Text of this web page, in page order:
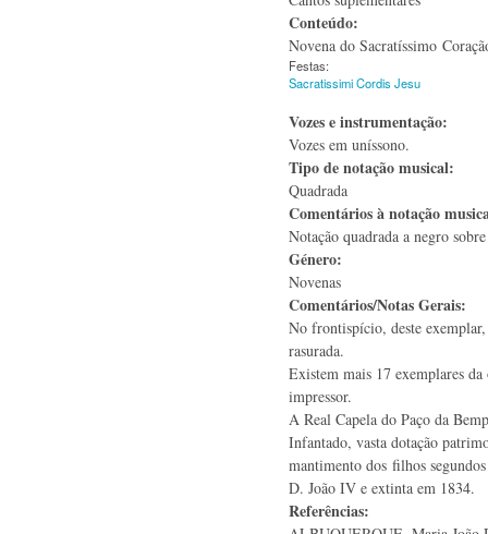
Conteúdo:
Novena do Sacratíssimo
Festas:
Sacratissimi Cordis Jesu
Vozes e instrumentação:
Vozes em uníssono.
Tipo de notação musical:
Quadrada
Comentários à notação
Notação quadrada a negro
Género:
Novenas
Comentários/Notas Gerais:
No frontispício, deste exemplar,
rasurada.
Existem mais 17 exemplares
impressor.
A Real Capela do Paço da
Infantado, vasta dotação
mantimento dos filhos
D. João IV e extinta em 1834.
Referências: